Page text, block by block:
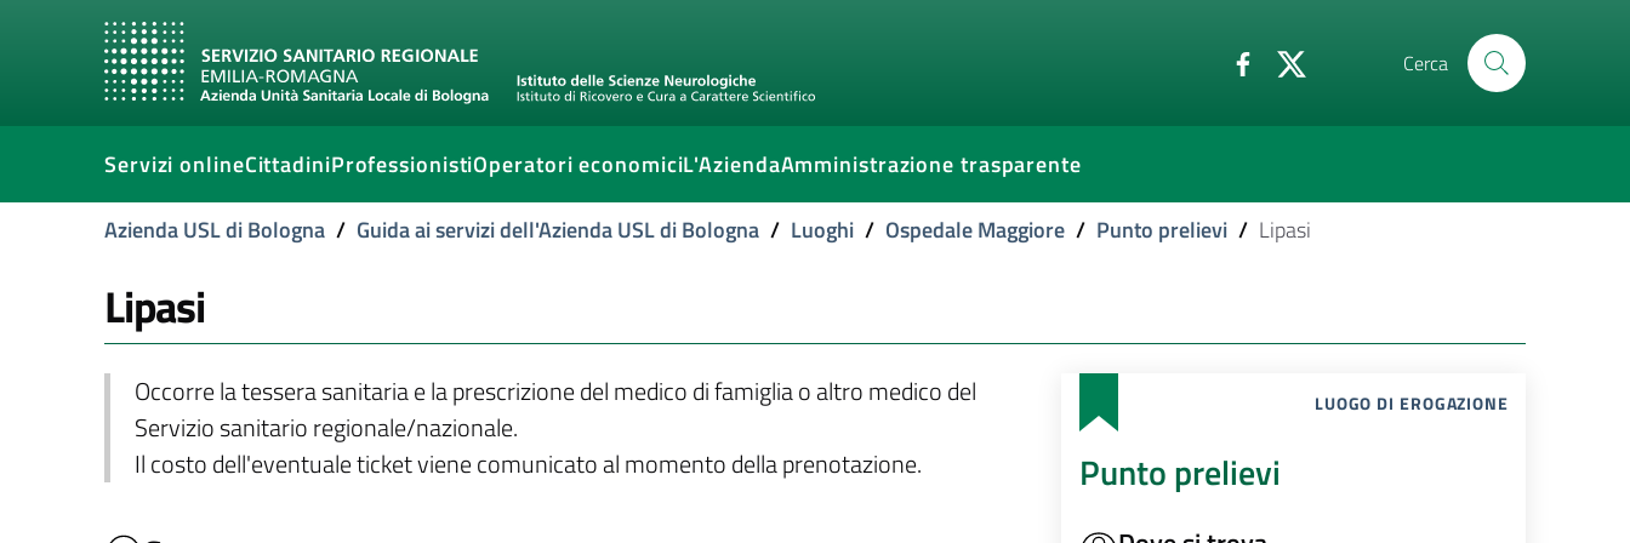
Cerca
Servizi onlineCittadiniProfessionistiOperatori economiciL'AziendaAmministrazione trasparente
Azienda USL di Bologna / Guida ai servizi dell'Azienda USL di Bologna / Luoghi / Ospedale Maggiore / Punto prelievi / Lipasi
Lipasi
Occorre la tessera sanitaria e la prescrizione del medico di famiglia o altro medico del
Servizio sanitario regionale/nazionale.
Il costo dell'eventuale ticket viene comunicato al momento della prenotazione.
LUOGO DI EROGAZIONE
Punto prelievi